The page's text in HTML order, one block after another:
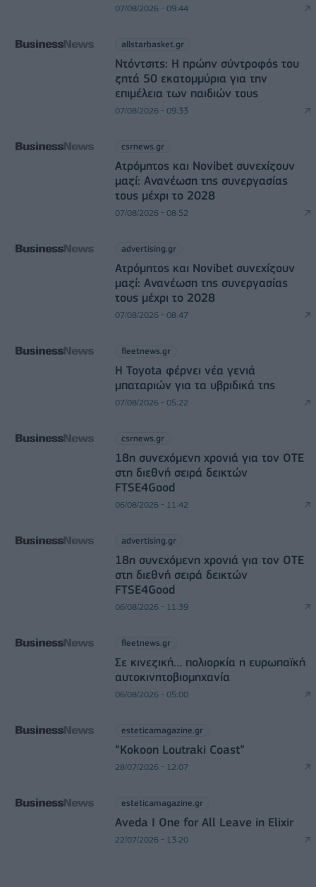
07/08/2026 - 09:44
allstarbasket.gr
Ντόντσιτς: Η πρώην σύντροφός του
ζητά 50 εκατομμύρια για την
επιμέλεια των παιδιών τους
07/08/2026 - 09:33
csrnews.gr
Ατρόμητος και Novibet συνεχίζουν
μαζί: Ανανέωση της συνεργασίας
τους μέχρι το 2028
07/08/2026 - 08:52
advertising.gr
Ατρόμητος και Novibet συνεχίζουν
μαζί: Ανανέωση της συνεργασίας
τους μέχρι το 2028
07/08/2026 - 08:47
fleetnews.gr
Η Toyota φέρνει νέα γενιά
μπαταριών για τα υβριδικά της
07/08/2026 - 05:22
csrnews.gr
18η συνεχόμενη χρονιά για τον ΟΤΕ
στη διεθνή σειρά δεικτών
FTSE4Good
06/08/2026 - 11:42
advertising.gr
18η συνεχόμενη χρονιά για τον ΟΤΕ
στη διεθνή σειρά δεικτών
FTSE4Good
06/08/2026 - 11:39
fleetnews.gr
Σε κινεζική… πολιορκία η ευρωπαϊκή
αυτοκινητοβιομηχανία
06/08/2026 - 05:00
esteticamagazine.gr
“Kokoon Loutraki Coast”
28/07/2026 - 12:07
esteticamagazine.gr
Aveda I One for All Leave in Elixir
22/07/2026 - 13:20